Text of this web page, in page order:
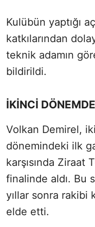
Kulübün yaptığı
katkılarından
teknik adamın
bildirildi.
İKİNCİ
Volkan Demirel,
dönemindeki ilk
karşısında Ziraat
finalinde aldı. Bu
yıllar sonra rakibi
elde etti.